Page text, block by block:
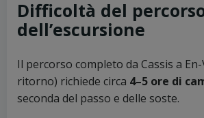
Difficoltà del
dell’escursione
Il percorso completo da Cassis a
ritorno) richiede circa 4–5 ore di
seconda del passo e delle soste.